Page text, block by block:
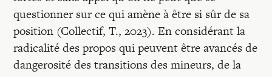
Colloque
Mon panier
questionner sur ce qui amène à être si sûr de sa
position (Collectif, T., 2023). En considérant la
radicalité des propos qui peuvent être avancés de
dangerosité des transitions des mineurs, de la